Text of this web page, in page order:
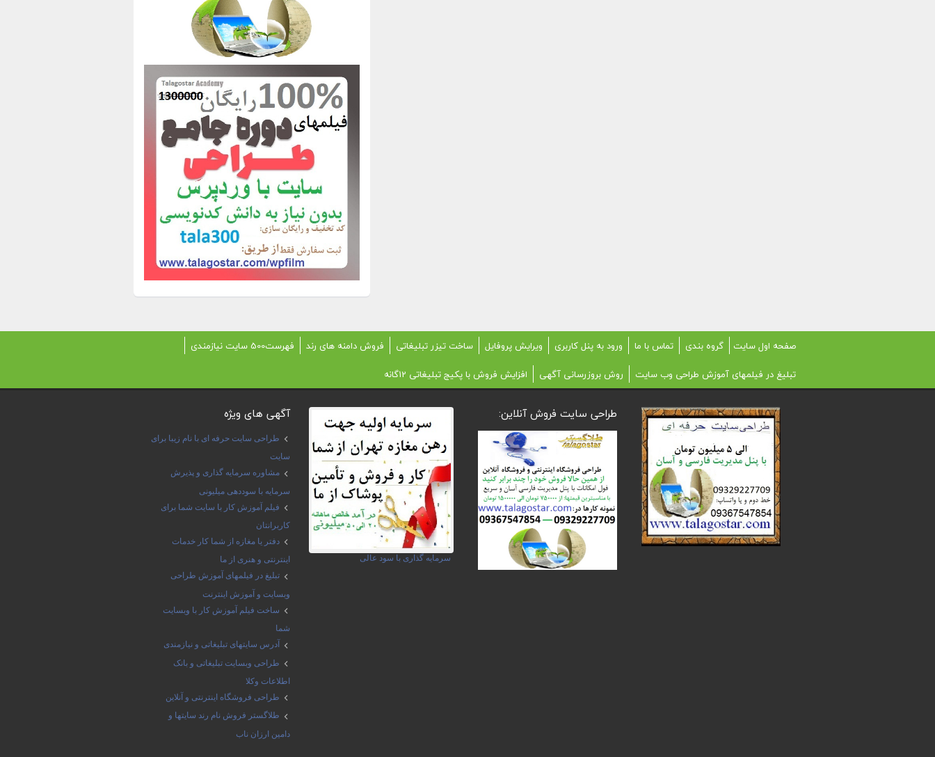
صفحه اول سایت گروه بندی تماس با ما ورود به پنل کاربری ویرایش پروفایل ساخت تیزر تبلیغاتی فروش دامنه های رند
فهرست500 سایت نیازمندی
تبلیغ در فیلمهای آموزش طراحی وب سایت
روش بروزرسانی آگهی افزایش فروش با پکیج تبلیغاتی 12گانه
آگهی های ویژه
طراحی سایت حرفه ای با نام زیبا برای
سایت
مشاوره سرمایه گذاری و پذیرش
سرمایه با سوددهی میلیونی
فیلم آموزش کار با سایت شما برای
کاربرانتان
دفتر یا مغازه از شما کار خدمات
اینترنتی و هنری از ما
تبلیغ در فیلمهای آموزش طراحی
وبسایت و آموزش اینترنت
ساخت فیلم آموزش کار با وبسایت
شما
آدرس سایتهای تبلیغاتی و نیازمندی
طراحی وبسایت تبلیغاتی و بانک
اطلاعات وکلا
طراحی فروشگاه اینترنتی و آنلاین
طلاگستر فروش نام رند سایتها و
دامین ارزان ناب
سرمایه گذاری با سود عالی
طراحی سایت فروش آنلاین: